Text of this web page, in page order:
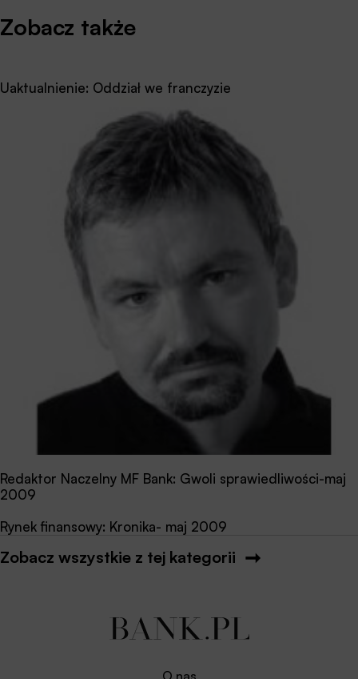
Zobacz także
Uaktualnienie: Oddział we franczyzie
Redaktor Naczelny MF Bank: Gwoli sprawiedliwości-maj
2009
Rynek finansowy: Kronika- maj 2009
Zobacz wszystkie z tej kategorii